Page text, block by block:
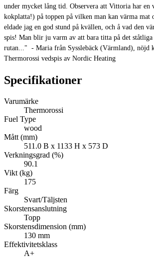
under mycket lång tid. Observera att Vittoria har en
kokplatta!) på toppen på vilken man kan värma
eldade jag en god stund på kvällen, och å vad den
spis! Man blir ju varm av att bara titta på det ståtliga
rutan..." - Maria från Sysslebäck (Värmland), nöjd
Thermorossi vedspis av Nordic Heating
Specifikationer
Varumärke
Thermorossi
Fuel Type
wood
Mått (mm)
511.0 B x 1133 H x 573 D
Verkningsgrad (%)
90.1
Vikt (kg)
175
Färg
Svart/Täljsten
Skorstensanslutning
Topp
Skorstensdimension (mm)
130 mm
Effektivitetsklass
A+